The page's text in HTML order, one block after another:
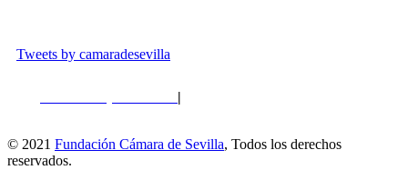
Tweets by camaradesevilla
|
© 2021 Fundación Cámara de Sevilla, Todos los derechos
reservados.